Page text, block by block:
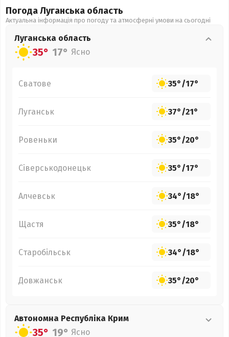
Погода Луганська область
Актуальна інформація про погоду та атмосферні умови на сьогодні
Луганська область
35° 17° Ясно
Сватове 35°/17°
Луганськ 37°/21°
Ровеньки 35°/20°
Сіверськодонецьк 35°/17°
Алчевськ 34°/18°
Щастя 35°/18°
Старобільськ 34°/18°
Довжанськ 35°/20°
Автономна Республіка Крим
35° 19° Ясно